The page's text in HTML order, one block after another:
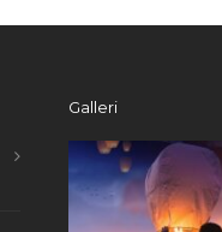
Galleri